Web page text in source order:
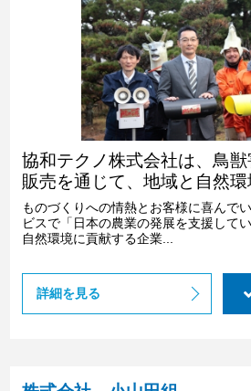
協和テクノ株式会社は、鳥
販売を通じて、地域と自然
ものづくりへの情熱とお客様に喜んで
ビスで「日本の農業の発展を支援して
自然環境に貢献する企業...
詳細を見る